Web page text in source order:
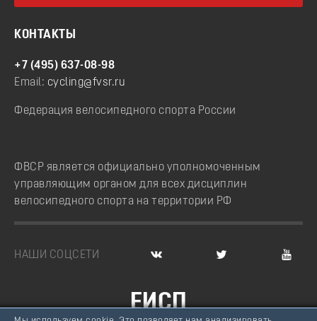
КОНТАКТЫ
+7 (495) 637-08-98
Email: cycling@fvsr.ru
Федерация велосипедного спорта России
ФВСР является официально уполномоченным
управляющим органом для всех дисциплин
велосипедного спорта на территории РФ
НАШИ СОЦСЕТИ
ЕИСП
ВЕЛОСПОРТ РОССИИ